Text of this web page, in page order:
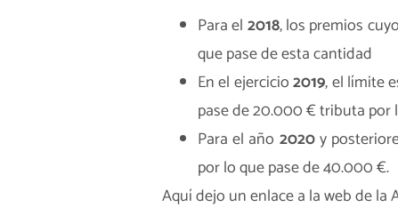
Para el 2018, los premios
que pase de esta cantidad
En el ejercicio2019, el límite
pase de 20.000 € tributa por
Para el año 2020y
por lo que pase de 40.000 €.
Aquí dejo unenlace a la web de la